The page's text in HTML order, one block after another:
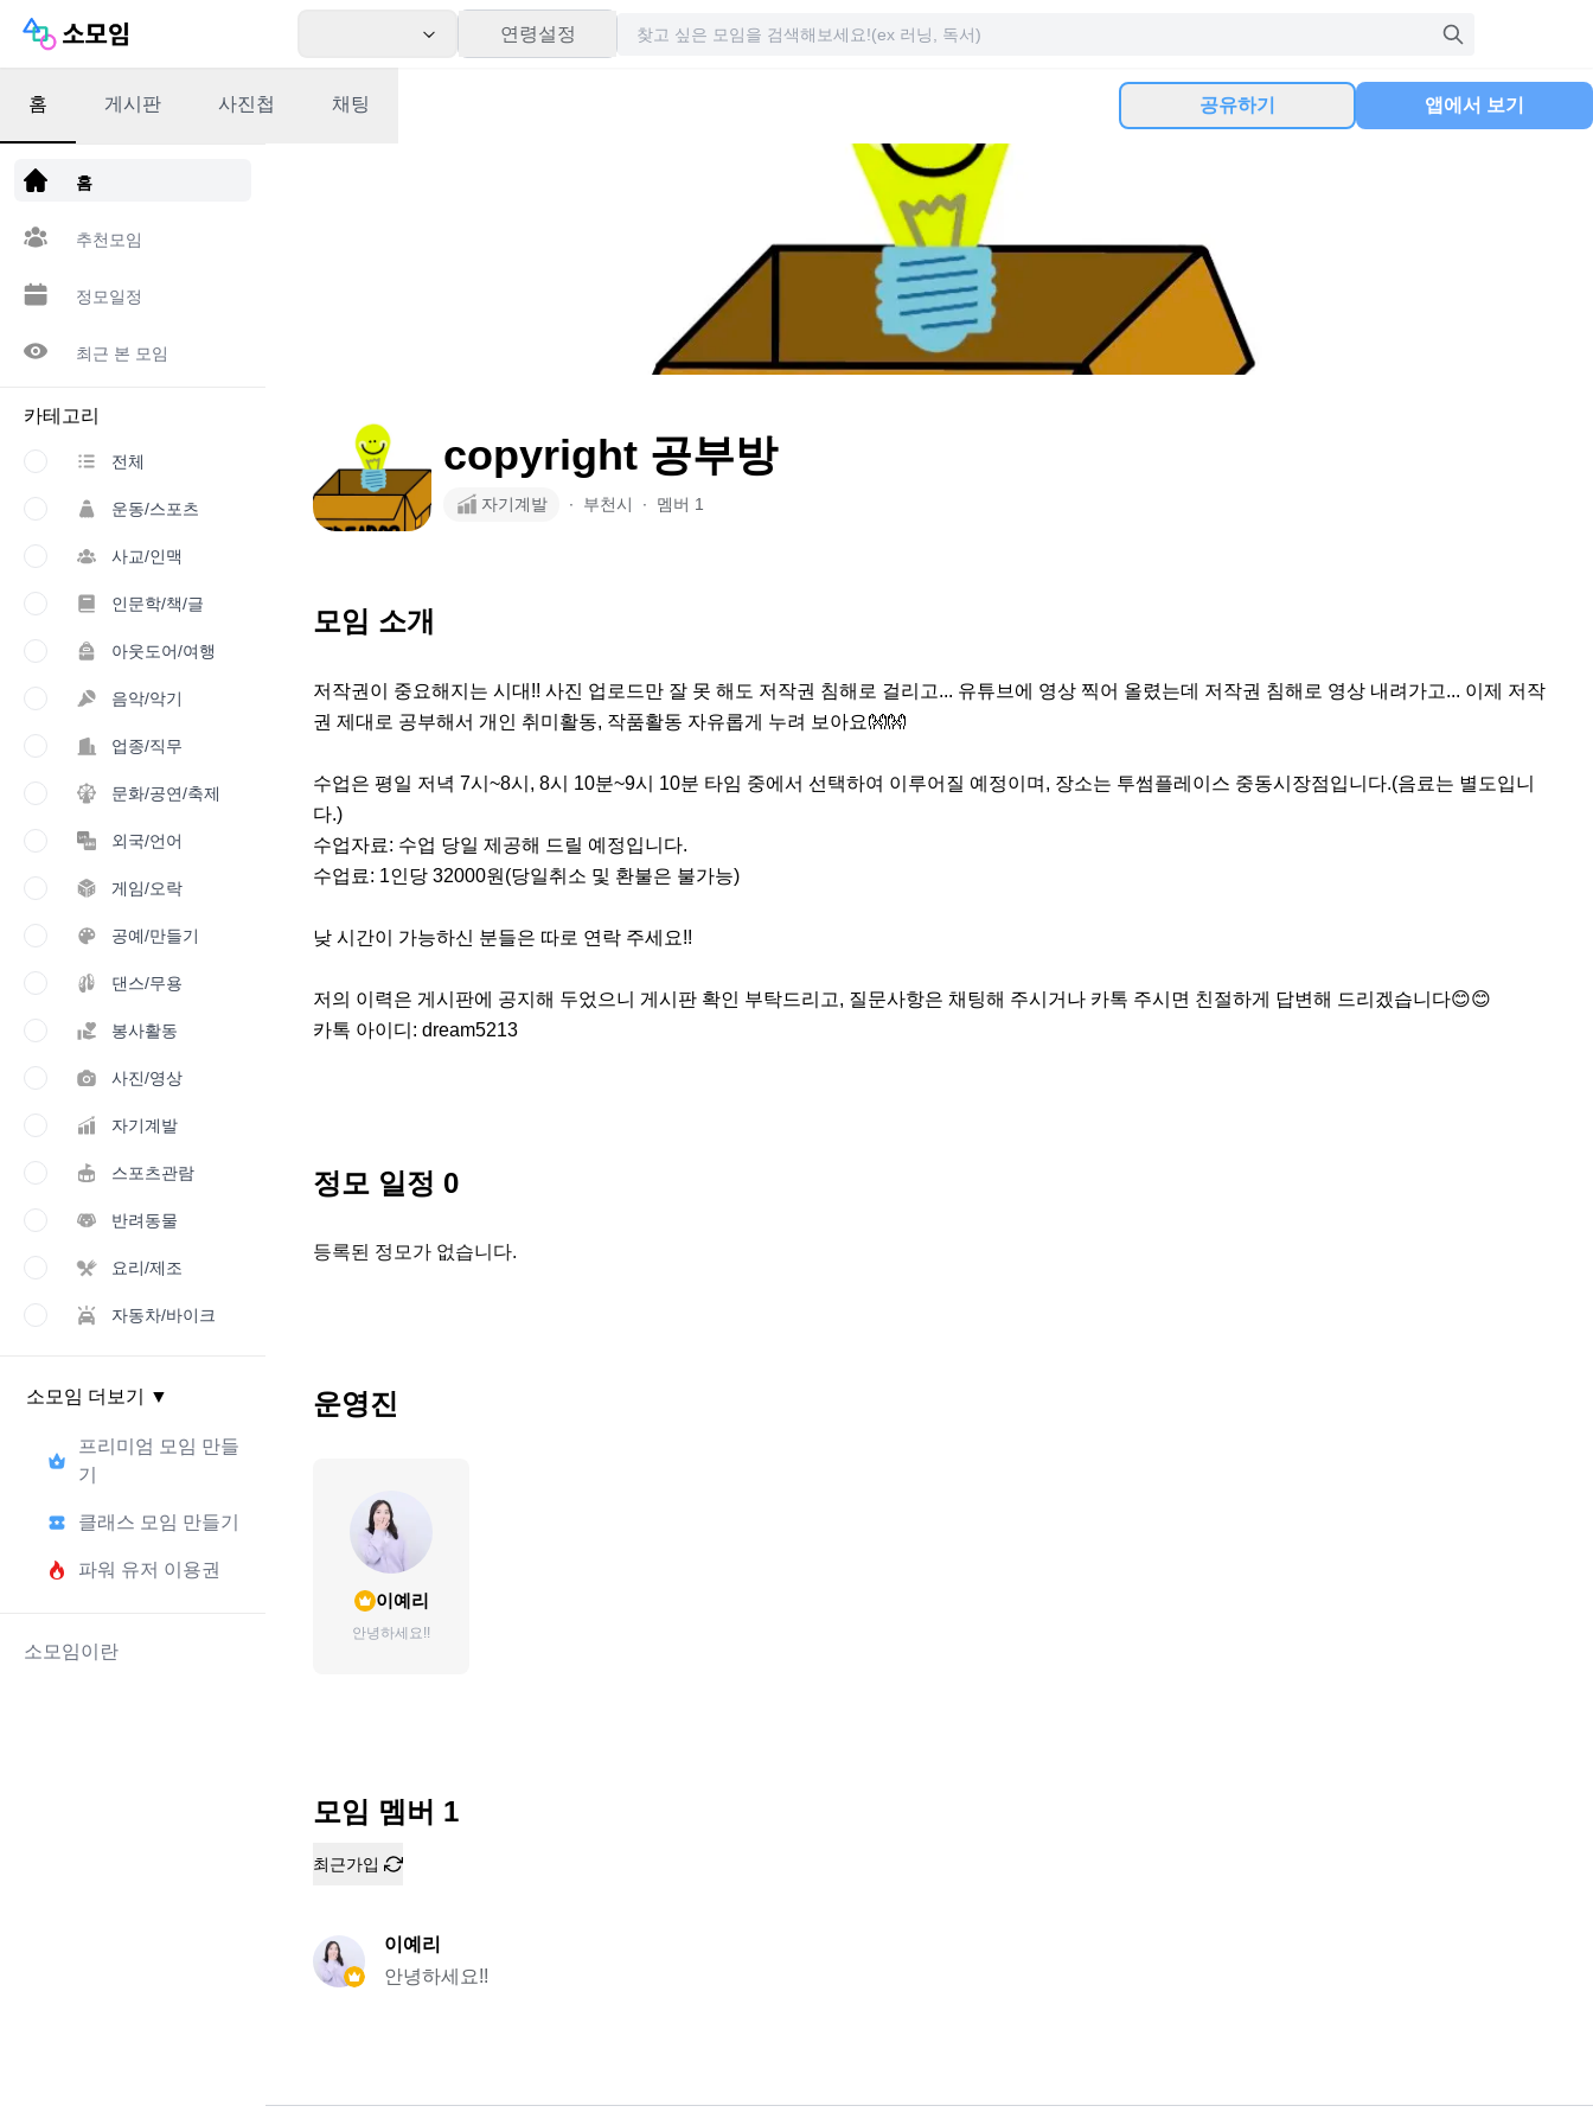
연령설정
앱 다운로드
홈
추천모임
정모일정
최근 본 모임
카테고리
전체
운동/스포츠
사교/인맥
인문학/책/글
아웃도어/여행
음악/악기
업종/직무
문화/공연/축제
외국/언어
게임/오락
공예/만들기
댄스/무용
봉사활동
사진/영상
자기계발
스포츠관람
반려동물
요리/제조
자동차/바이크
소모임 더보기 ▼
프리미엄 모임 만들
기
클래스 모임 만들기
파워 유저 이용권
소모임이란
홈 게시판 사진첩 채팅 공유하기 앱에서 보기
copyright 공부방
자기계발 ∙ 부천시 ∙ 멤버 1
모임 소개
저작권이 중요해지는 시대!! 사진 업로드만 잘 못 해도 저작권 침해로 걸리고... 유튜브에 영상 찍어 올렸는데 저작권 침해로 영상 내려가고... 이제 저작
권 제대로 공부해서 개인 취미활동, 작품활동 자유롭게 누려 보아요👐👐
수업은 평일 저녁 7시~8시, 8시 10분~9시 10분 타임 중에서 선택하여 이루어질 예정이며, 장소는 투썸플레이스 중동시장점입니다.(음료는 별도입니
다.)
수업자료: 수업 당일 제공해 드릴 예정입니다.
수업료: 1인당 32000원(당일취소 및 환불은 불가능)
낮 시간이 가능하신 분들은 따로 연락 주세요!!
저의 이력은 게시판에 공지해 두었으니 게시판 확인 부탁드리고, 질문사항은 채팅해 주시거나 카톡 주시면 친절하게 답변해 드리겠습니다😊😊
카톡 아이디: dream5213
정모 일정 0
등록된 정모가 없습니다.
운영진
이예리
안녕하세요!!
모임 멤버 1
최근가입
이예리
안녕하세요!!